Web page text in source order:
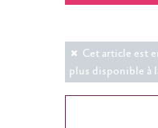
Cet article est
plus disponible à